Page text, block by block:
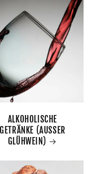
ALKOHOLISCHE
GETRÄNKE (AUSSER
GLÜHWEIN)